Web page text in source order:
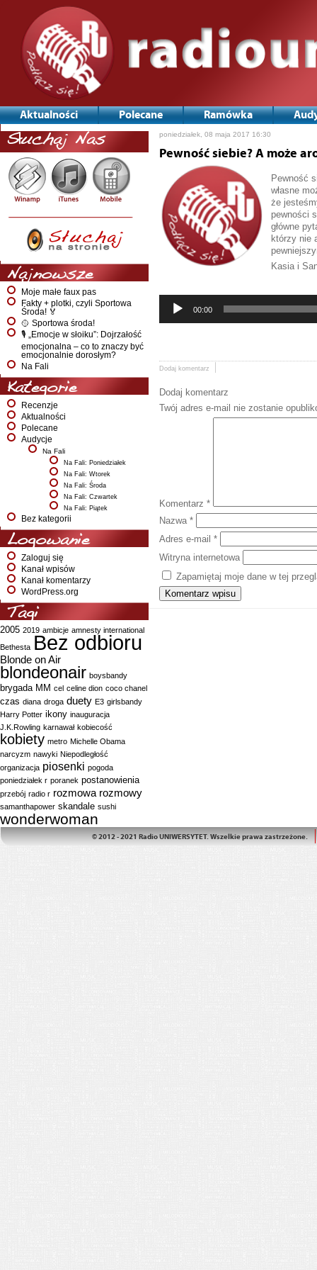
Aktualności Polecane Ramówka
Słuchaj Nas
Najnowsze
Moje małe faux pas
Fakty + plotki, czyli Sportowa
Środa! 🏅
🥎 Sportowa środa!
🎙️ „Emocje w słoiku”: Dojrzałość
emocjonalna – co to znaczy być
emocjonalnie dorosłym?
Na Fali
Kategorie
Recenzje
Aktualności
Polecane
Audycje
Na Fali
Na Fali: Poniedziałek
Na Fali: Wtorek
Na Fali: Środa
Na Fali: Czwartek
Na Fali: Piątek
Bez kategorii
Logowanie
Zaloguj się
Kanał wpisów
Kanał komentarzy
WordPress.org
Tagi
2005 2019 ambicje amnesty international
Bethesta Bez odbioru
Blonde on Air
blondeonair boysbandy
brygada MM cel celine dion coco chanel
czas diana droga duety E3 girlsbandy
Harry Potter ikony inauguracja
J.K.Rowling karnawał kobiecość
kobiety metro Michelle Obama
narcyzm nawyki Niepodległość
organizacja piosenki pogoda
poniedziałek r poranek postanowienia
przebój radio r rozmowa rozmowy
samanthapower skandale sushi
wonderwoman
poniedziałek, 08 maja 2017 16:30
Pewność siebie? A może
Pewność
własne
że
pewności
główne
którzy nie
Kasia i
plików
00:00
Dodaj komentarz
Dodaj komentarz
Twój adres e-mail nie zostanie
Komentarz *
Nazwa *
Adres e-mail *
Witryna internetowa
Zapamiętaj moje dane w tej
© 2012 - 2021 Radio UNIWERSYTET. Wszelkie prawa zastrzeżone.